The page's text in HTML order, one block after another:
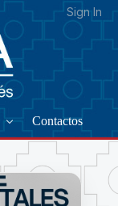
Sign In
Contactos